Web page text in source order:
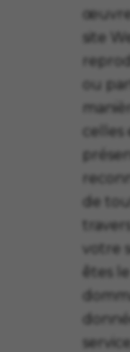
site
ou
de
votre
êtes